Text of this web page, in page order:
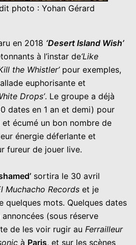
photo : Yohan Gérard
en 2018 ‘Desert Island Wish’
à l’instar de‘Like
the Whistler’pour exemples,
euphorisante et
Drops’. Le groupe a déjà
dates en 1 an et demi) pour
écumé un bon nombre de
énergie déferlante et
fureur de jouer live.
sortira le 30 avril
Muchacho Records et je
quelques mots. Quelques dates
(sous réserve
de les voir rugir au Ferrailleur
à Paris, et sur les scènes